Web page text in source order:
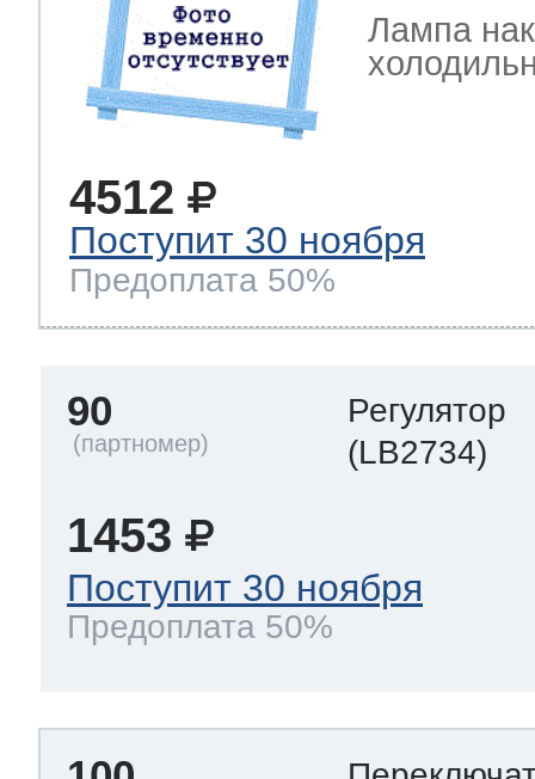
Лампа
4512
Поступит 30 ноября
Предоплата 50%
90
Регулятор
(LB2734)
1453
Поступит 30 ноября
Предоплата 50%